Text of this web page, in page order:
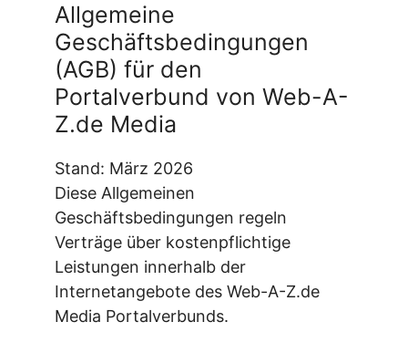
Allgemeine
Geschäftsbedingungen
(AGB) für den
Portalverbund von Web-A-
Z.de Media
Stand: März 2026
Diese Allgemeinen
Geschäftsbedingungen regeln
Verträge über kostenpflichtige
Leistungen innerhalb der
Internetangebote des Web-A-Z.de
Media Portalverbunds.